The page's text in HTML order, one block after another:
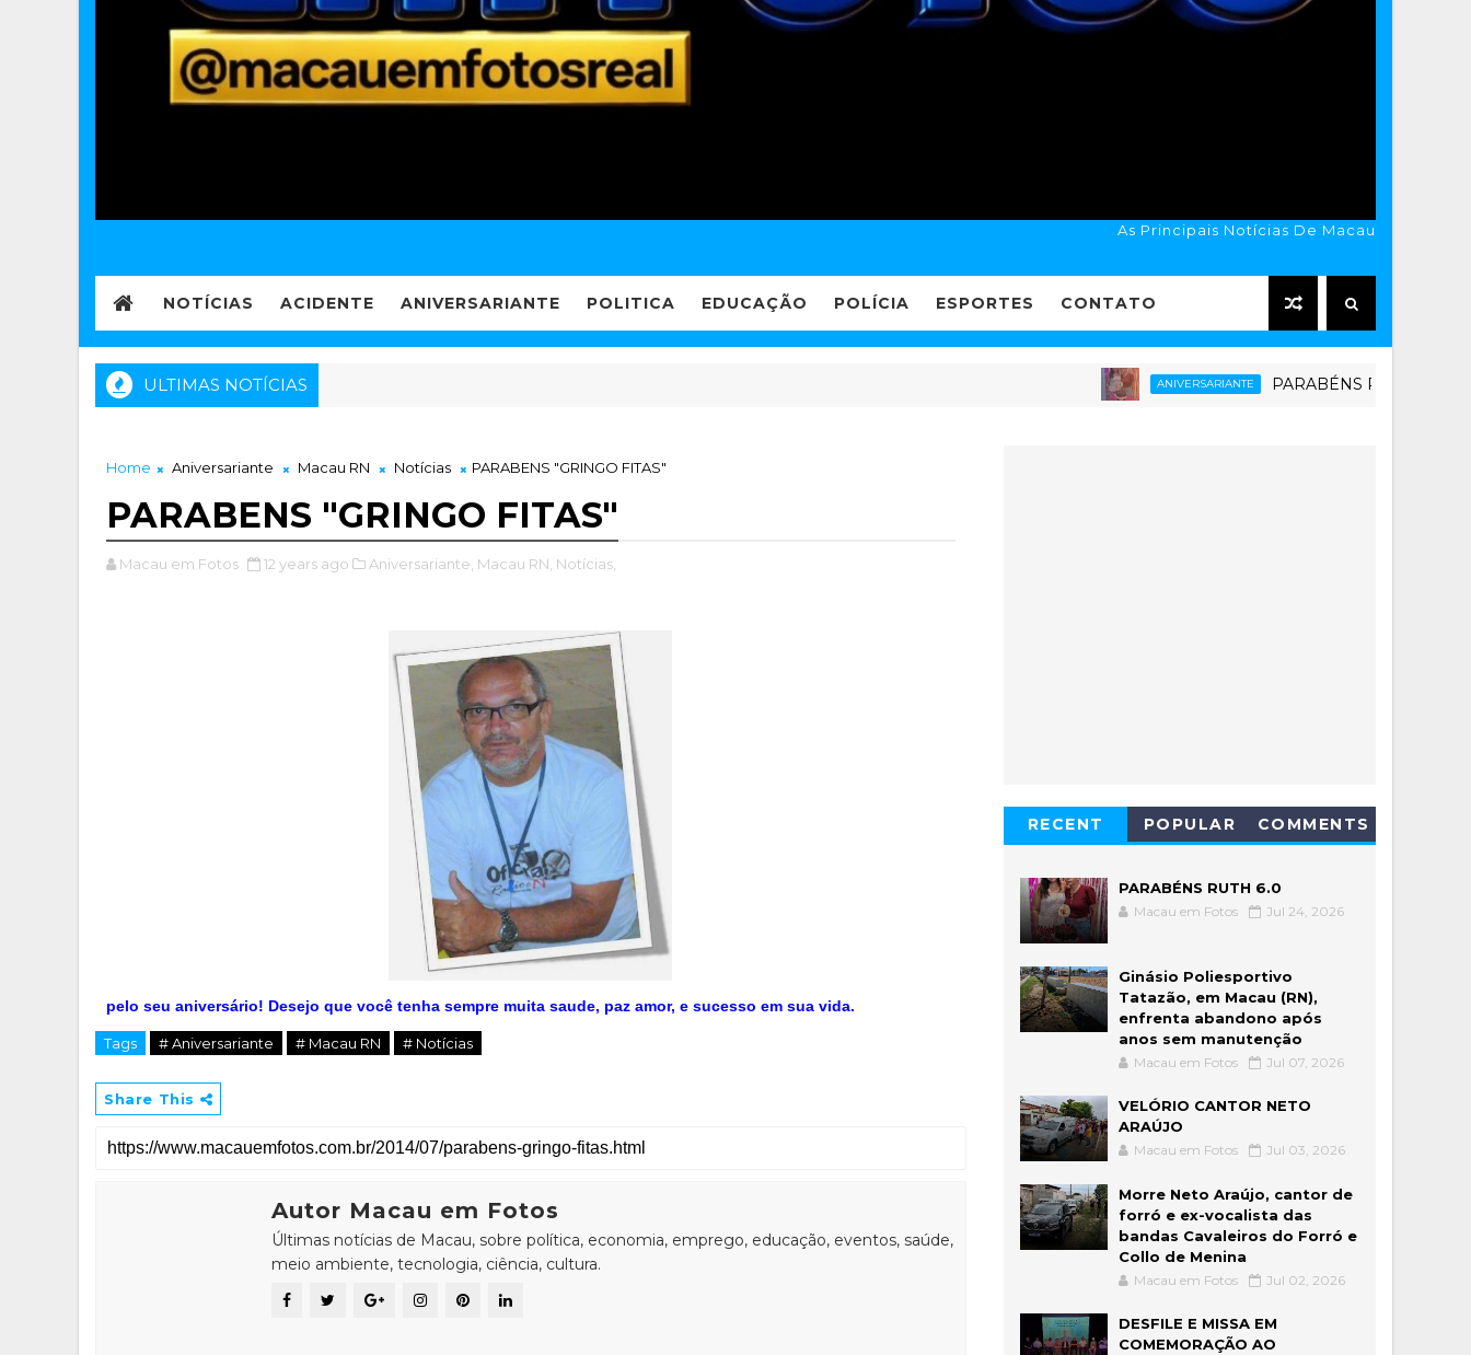
As Principais Notícias De Macau
NOTÍCIAS ACIDENTE ANIVERSARIANTE POLITICA EDUCAÇÃO POLÍCIA ESPORTES CONTATO
ULTIMAS NOTÍCIAS ANIVERSARIANTE PARABÉNS RUTH 6.0
Home Aniversariante Macau RN Notícias PARABENS "GRINGO FITAS"
PARABENS "GRINGO FITAS"
Macau em Fotos 12 years ago Aniversariante, Macau RN, Notícias,
pelo seu aniversário! Desejo que você tenha sempre muita saude, paz amor, e sucesso em sua vida.
Tags # Aniversariante # Macau RN # Notícias
Share This
Autor Macau em Fotos
Últimas notícias de Macau, sobre política, economia, emprego, educação, eventos, saúde,
meio ambiente, tecnologia, ciência, cultura.
RECENT POPULAR COMMENTS
PARABÉNS RUTH 6.0
Macau em Fotos Jul 24, 2026
Ginásio Poliesportivo
Tatazão, em Macau (RN),
enfrenta abandono após
anos sem manutenção
Macau em Fotos Jul 07, 2026
VELÓRIO CANTOR NETO
ARAÚJO
Macau em Fotos Jul 03, 2026
Morre Neto Araújo, cantor de
forró e ex-vocalista das
bandas Cavaleiros do Forró e
Collo de Menina
Macau em Fotos Jul 02, 2026
DESFILE E MISSA EM
COMEMORAÇÃO AO